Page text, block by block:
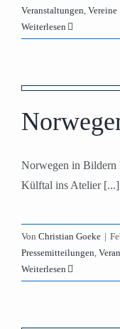
Veranstaltungen Vereine
Weiterlesen
Norwegen in Bildern
Külftal ins Atelier [...]
Von Christian Goeke |
Pressemitteilungen
Weiterlesen